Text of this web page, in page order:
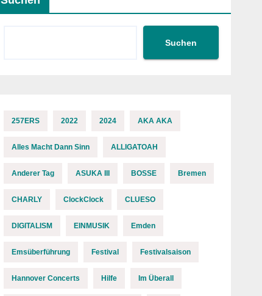
Suchen
257ERS 2022 2024 AKA AKA
Alles Macht Dann Sinn ALLIGATOAH
Anderer Tag ASUKA III BOSSE Bremen
CHARLY ClockClock CLUESO
DIGITALISM EINMUSIK Emden
Emsüberführung Festival Festivalsaison
Hannover Concerts Hilfe Im Überall